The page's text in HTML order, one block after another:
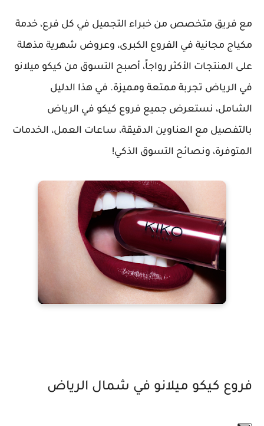
مع فريق متخصص من خبراء التجميل في كل فرع، خدمة
مكياج مجانية في الفروع الكبرى، وعروض شهرية مذهلة
على المنتجات الأكثر رواجاً، أصبح التسوق من كيكو ميلانو
في الرياض تجربة ممتعة ومميزة. في هذا الدليل
الشامل، نستعرض جميع فروع كيكو في الرياض
بالتفصيل مع العناوين الدقيقة، ساعات العمل، الخدمات
المتوفرة، ونصائح التسوق الذكي!
فروع كيكو ميلانو في شمال الرياض